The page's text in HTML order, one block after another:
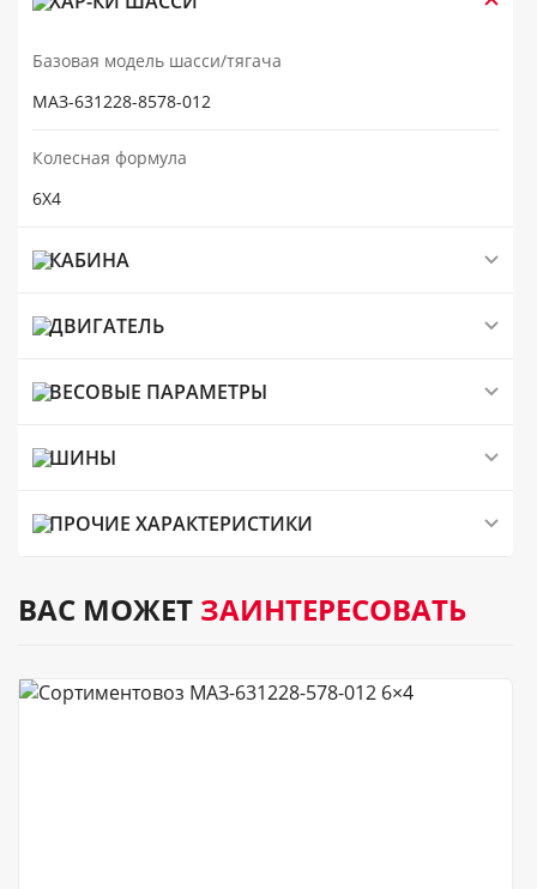
Базовая модель шасси/тягача
МАЗ-631228-8578-012
Колесная формула
6Х4
КАБИНА
ДВИГАТЕЛЬ
ВЕСОВЫЕ ПАРАМЕТРЫ
ШИНЫ
ПРОЧИЕ ХАРАКТЕРИСТИКИ
ВАС МОЖЕТ ЗАИНТЕРЕСОВАТЬ